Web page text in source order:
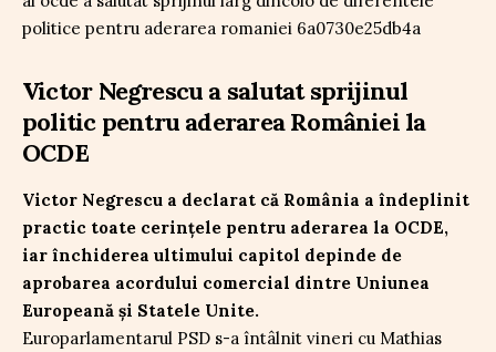
Victor Negrescu a salutat sprijinul
politic pentru aderarea României la
OCDE
Victor Negrescu a declarat că România a îndeplinit
practic toate cerințele pentru aderarea la OCDE,
iar închiderea ultimului capitol depinde de
aprobarea acordului comercial dintre Uniunea
Europeană și Statele Unite.
Europarlamentarul PSD s-a întâlnit vineri cu Mathias